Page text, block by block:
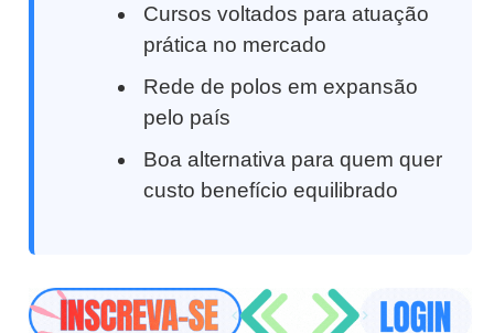
Cursos voltados para atuação
prática no mercado
Rede de polos em expansão
pelo país
Boa alternativa para quem quer
custo benefício equilibrado